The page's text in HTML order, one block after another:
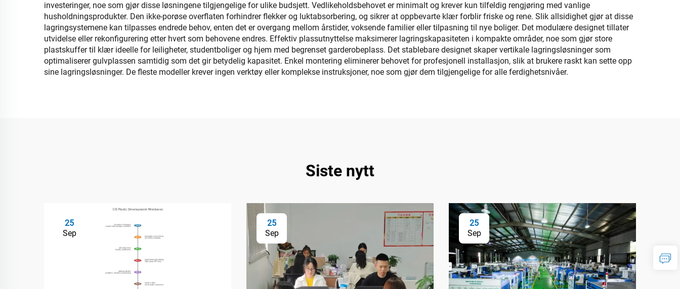
investeringer, noe som gjør disse løsningene tilgjengelige for ulike budsjett. Vedlikeholdsbehovet er minimalt og krever kun tilfeldig rengjøring med vanlige
husholdningsprodukter. Den ikke-porøse overflaten forhindrer flekker og luktabsorbering, og sikrer at oppbevarte klær forblir friske og rene. Slik allsidighet gjør at disse
lagringsystemene kan tilpasses endrede behov, enten det er overgang mellom årstider, voksende familier eller tilpasning til nye boliger. Det modulære designet tillater
utvidelse eller rekonfigurering etter hvert som behovene endres. Effektiv plassutnyttelse maksimerer lagringskapasiteten i kompakte områder, noe som gjør store
plastskuffer til klær ideelle for leiligheter, studentboliger og hjem med begrenset garderobeplass. Det stablebare designet skaper vertikale lagringsløsninger som
optimaliserer gulvplassen samtidig som det gir betydelig kapasitet. Enkel montering eliminerer behovet for profesjonell installasjon, slik at brukere raskt kan sette opp
sine lagringsløsninger. De fleste modeller krever ingen verktøy eller komplekse instruksjoner, noe som gjør dem tilgjengelige for alle ferdighetsnivåer.
Siste nytt
25
Sep
25
Sep
25
Sep